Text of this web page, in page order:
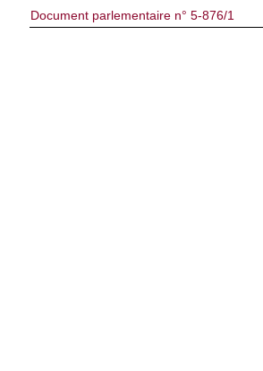
Document parlementaire n° 5-876/1